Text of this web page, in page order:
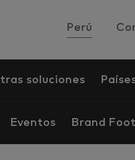
Perú
soluciones
Eventos Brand